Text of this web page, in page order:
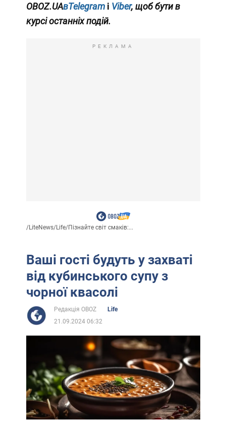
OBOZ.UAвTelegramі Viber, щоб бути в
курсі останніх подій.
РЕКЛАМА
/LiteNews/Life/Пізнайте світ смаків:...
Ваші гості будуть у захваті
від кубинського супу з
чорної квасолі
Редакція OBOZ
Life
21.09.2024 06:32